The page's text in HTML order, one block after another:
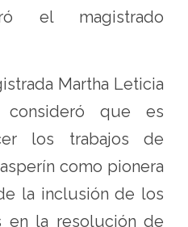
el magistrado
Martha Leticia
consideró que es
los trabajos de
como pionera
la inclusión de los
en la resolución de